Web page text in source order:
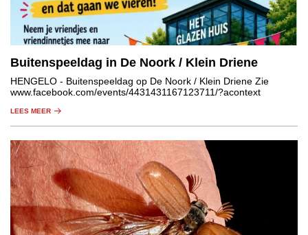
Buitenspeeldag in De Noork / Klein Driene
HENGELO - Buitenspeeldag op De Noork / Klein Driene Zie
www.facebook.com/events/4431431167123711/?acontext
LEES MEER